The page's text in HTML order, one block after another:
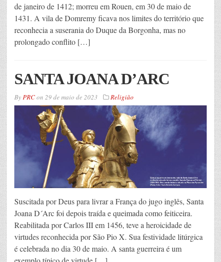
de janeiro de 1412; morreu em Rouen, em 30 de maio de
1431. A vila de Domremy ficava nos limites do território que
reconhecia a suserania do Duque da Borgonha, mas no
prolongado conflito […]
SANTA JOANA D’ARC
ByPRCon 29 de maio de 2023 Religião
Suscitada por Deus para livrar a França do jugo inglês, Santa
Joana D´Arc foi depois traída e queimada como feiticeira.
Reabilitada por Carlos III em 1456, teve a heroicidade de
virtudes reconhecida por São Pio X. Sua festividade litúrgica
é celebrada no dia 30 de maio. A santa guerreira é um